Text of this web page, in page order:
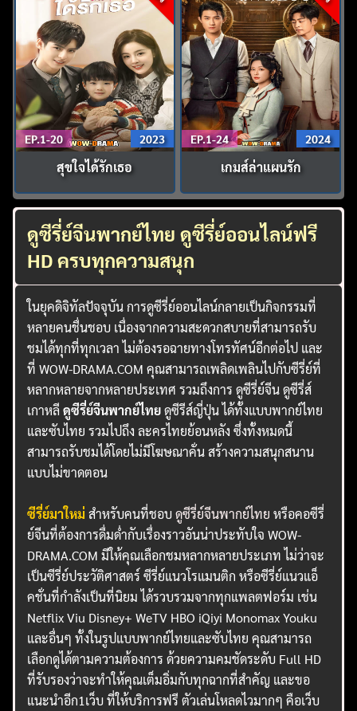
EP.1-20 2023
สุขใจได้รักเธอ
EP.1-24 2024
เกมส์ล่าแผนรัก
ดูซีรี่ย์จีนพากย์ไทย ดูซีรี่ย์ออนไลน์ฟรี
HD ครบทุกความสนุก
ในยุคดิจิทัลปัจจุบัน การดูซีรี่ย์ออนไลน์กลายเป็นกิจกรรมที่
หลายคนชื่นชอบ เนื่องจากความสะดวกสบายที่สามารถรับ
ชมได้ทุกที่ทุกเวลา ไม่ต้องรอฉายทางโทรทัศน์อีกต่อไป และ
ที่ WOW-DRAMA.COM คุณสามารถเพลิดเพลินไปกับซีรี่ย์ที่
หลากหลายจากหลายประเทศ รวมถึงการ ดูซีรี่ย์จีน ดูซีรี่ส์
เกาหลีดูซีรี่ย์จีนพากย์ไทยดูซีรีส์ญี่ปุ่น ได้ทั้งแบบพากย์ไทย
และซับไทย รวมไปถึง ละครไทยย้อนหลัง ซึ่งทั้งหมดนี้
สามารถรับชมได้โดยไม่มีโฆษณาคั่น สร้างความสนุกสนาน
แบบไม่ขาดตอน
ซีรี่ย์มาใหม่ สำหรับคนที่ชอบดูซีรี่ย์จีนพากย์ไทย หรือคอซีรี่
ย์จีนที่ต้องการดื่มด่ำกับเรื่องราวอันน่าประทับใจ WOW-
DRAMA.COM มีให้คุณเลือกชมหลากหลายประเภท ไม่ว่าจะ
เป็นซีรี่ย์ประวัติศาสตร์ ซีรี่ย์แนวโรแมนติก หรือซีรี่ย์แนวแอ็
คชั่นที่กำลังเป็นที่นิยม ได้รวบรวมจากทุกแพลตฟอร์ม เช่น
Netflix Viu Disney+ WeTV HBO iQiyi Monomax Youku
และอื่นๆ ทั้งในรูปแบบพากย์ไทยและซับไทย คุณสามารถ
เลือกดูได้ตามความต้องการ ด้วยความคมชัดระดับ Full HD
ที่รับรองว่าจะทำให้คุณเต็มอิ่มกับทุกฉากที่สำคัญ และขอ
แนะนำอีก1เว็บ ที่ให้บริการฟรี ตัวเล่นโหลดไวมากๆ คือเว็บ